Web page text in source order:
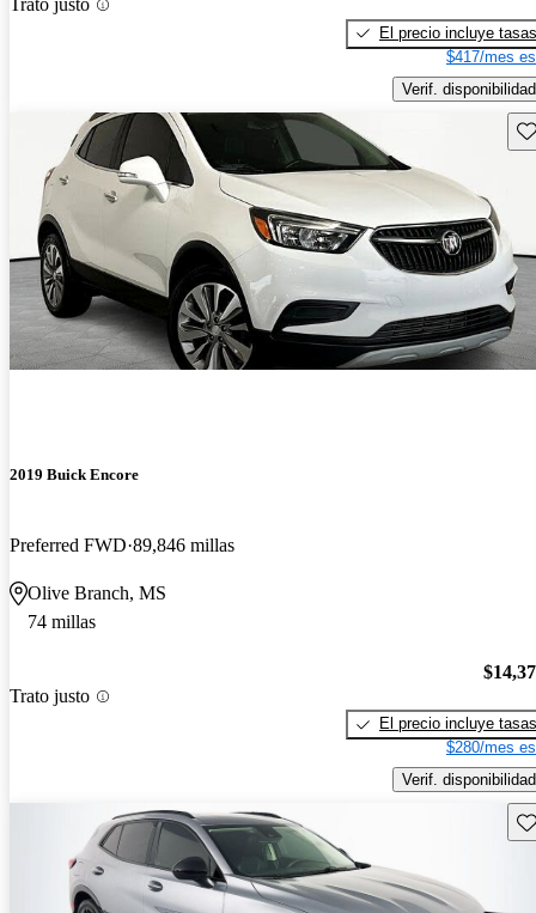
Trato justo
El precio incluye tasas
$417/mes
Verif. disponibilidad
2019 Buick Encore
Preferred FWD 89,846 millas
Olive Branch, MS
74 millas
Trato justo
El precio incluye tasas
$280/mes
Verif. disponibilidad